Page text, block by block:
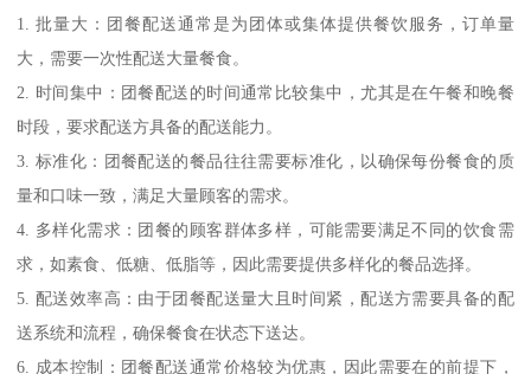
1. 批量大：团餐配送通常是为团体或集体提供餐饮服务，订单量
大，需要一次性配送大量餐食。
2. 时间集中：团餐配送的时间通常比较集中，尤其是在午餐和晚餐
时段，要求配送方具备的配送能力。
3. 标准化：团餐配送的餐品往往需要标准化，以确保每份餐食的质
量和口味一致，满足大量顾客的需求。
4. 多样化需求：团餐的顾客群体多样，可能需要满足不同的饮食需
求，如素食、低糖、低脂等，因此需要提供多样化的餐品选择。
5. 配送效率高：由于团餐配送量大且时间紧，配送方需要具备的配
送系统和流程，确保餐食在状态下送达。
6. 成本控制：团餐配送通常价格较为优惠，因此需要在的前提下，